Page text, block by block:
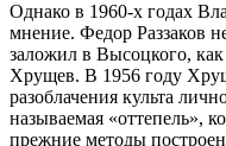
Однако в 1960-х годах
мнение. Федор Раззаков
заложил в Высоцкого,
Хрущев. В 1956 году
разоблачения культа
называемая «оттепель»,
прежние методы